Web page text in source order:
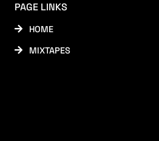
PAGE LINKS
HOME
MIXTAPES